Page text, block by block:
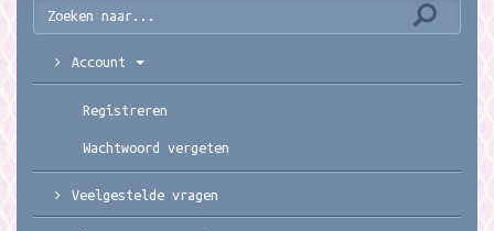
Account
Registreren
Wachtwoord vergeten
Veelgestelde vragen